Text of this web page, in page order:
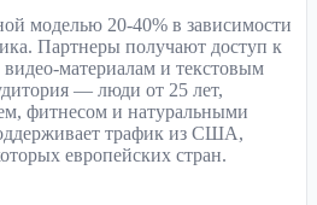
моделью 20-40% в зависимости
Партнеры получают доступ к
материалам и текстовым
— люди от 25 лет,
фитнесом и натуральными
трафик из США,
европейских стран.